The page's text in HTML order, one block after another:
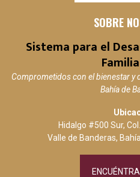
SOBRE
Sistema para el
Comprometidos con el bienestar y
Bahía de
Hidalgo #500 Sur,
Valle de Banderas,